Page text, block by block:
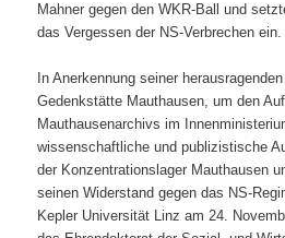
Mahner gegen den WKR-Ball und
das Vergessen der NS-Verbrechen ein.
In Anerkennung seiner
Gedenkstätte Mauthausen, um den
Mauthausenarchivs im
wissenschaftliche und publizistische
der Konzentrationslager Mauthausen
seinen Widerstand gegen das NS-
Kepler Universität Linz am 24.